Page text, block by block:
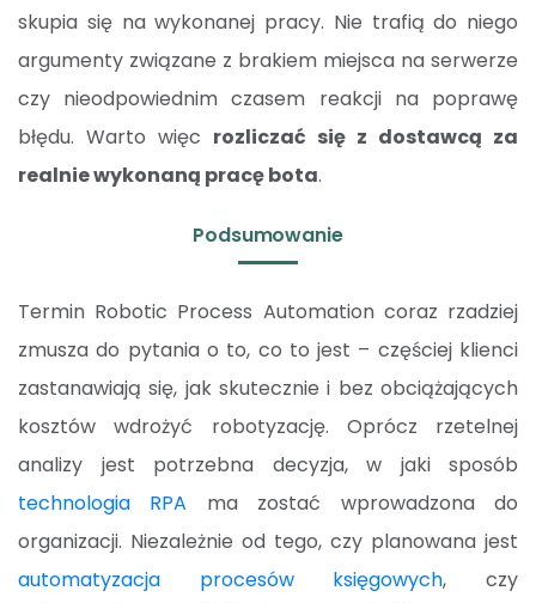
skupia się na wykonanej pracy. Nie trafią do niego
argumenty związane z brakiem miejsca na serwerze
czy nieodpowiednim czasem reakcji na poprawę
błędu. Warto więc rozliczać się z dostawcą za
realnie wykonaną pracę bota.
Podsumowanie
Termin Robotic Process Automation coraz rzadziej
zmusza do pytania o to, co to jest – częściej klienci
zastanawiają się, jak skutecznie i bez obciążających
kosztów wdrożyć robotyzację. Oprócz rzetelnej
analizy jest potrzebna decyzja, w jaki sposób
technologia RPA ma zostać wprowadzona do
organizacji. Niezależnie od tego, czy planowana jest
automatyzacja procesów księgowych, czy